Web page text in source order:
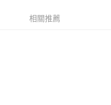
運費
運費
相關推薦